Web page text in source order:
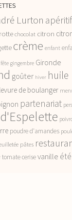
Lurton apéritif
chocolat citron
crème enfant
fête gingembre Gironde
goûter hiver huile
levure de boulanger
partenariat
poudre d'amandes
pâtes
tomate cerisevanille été